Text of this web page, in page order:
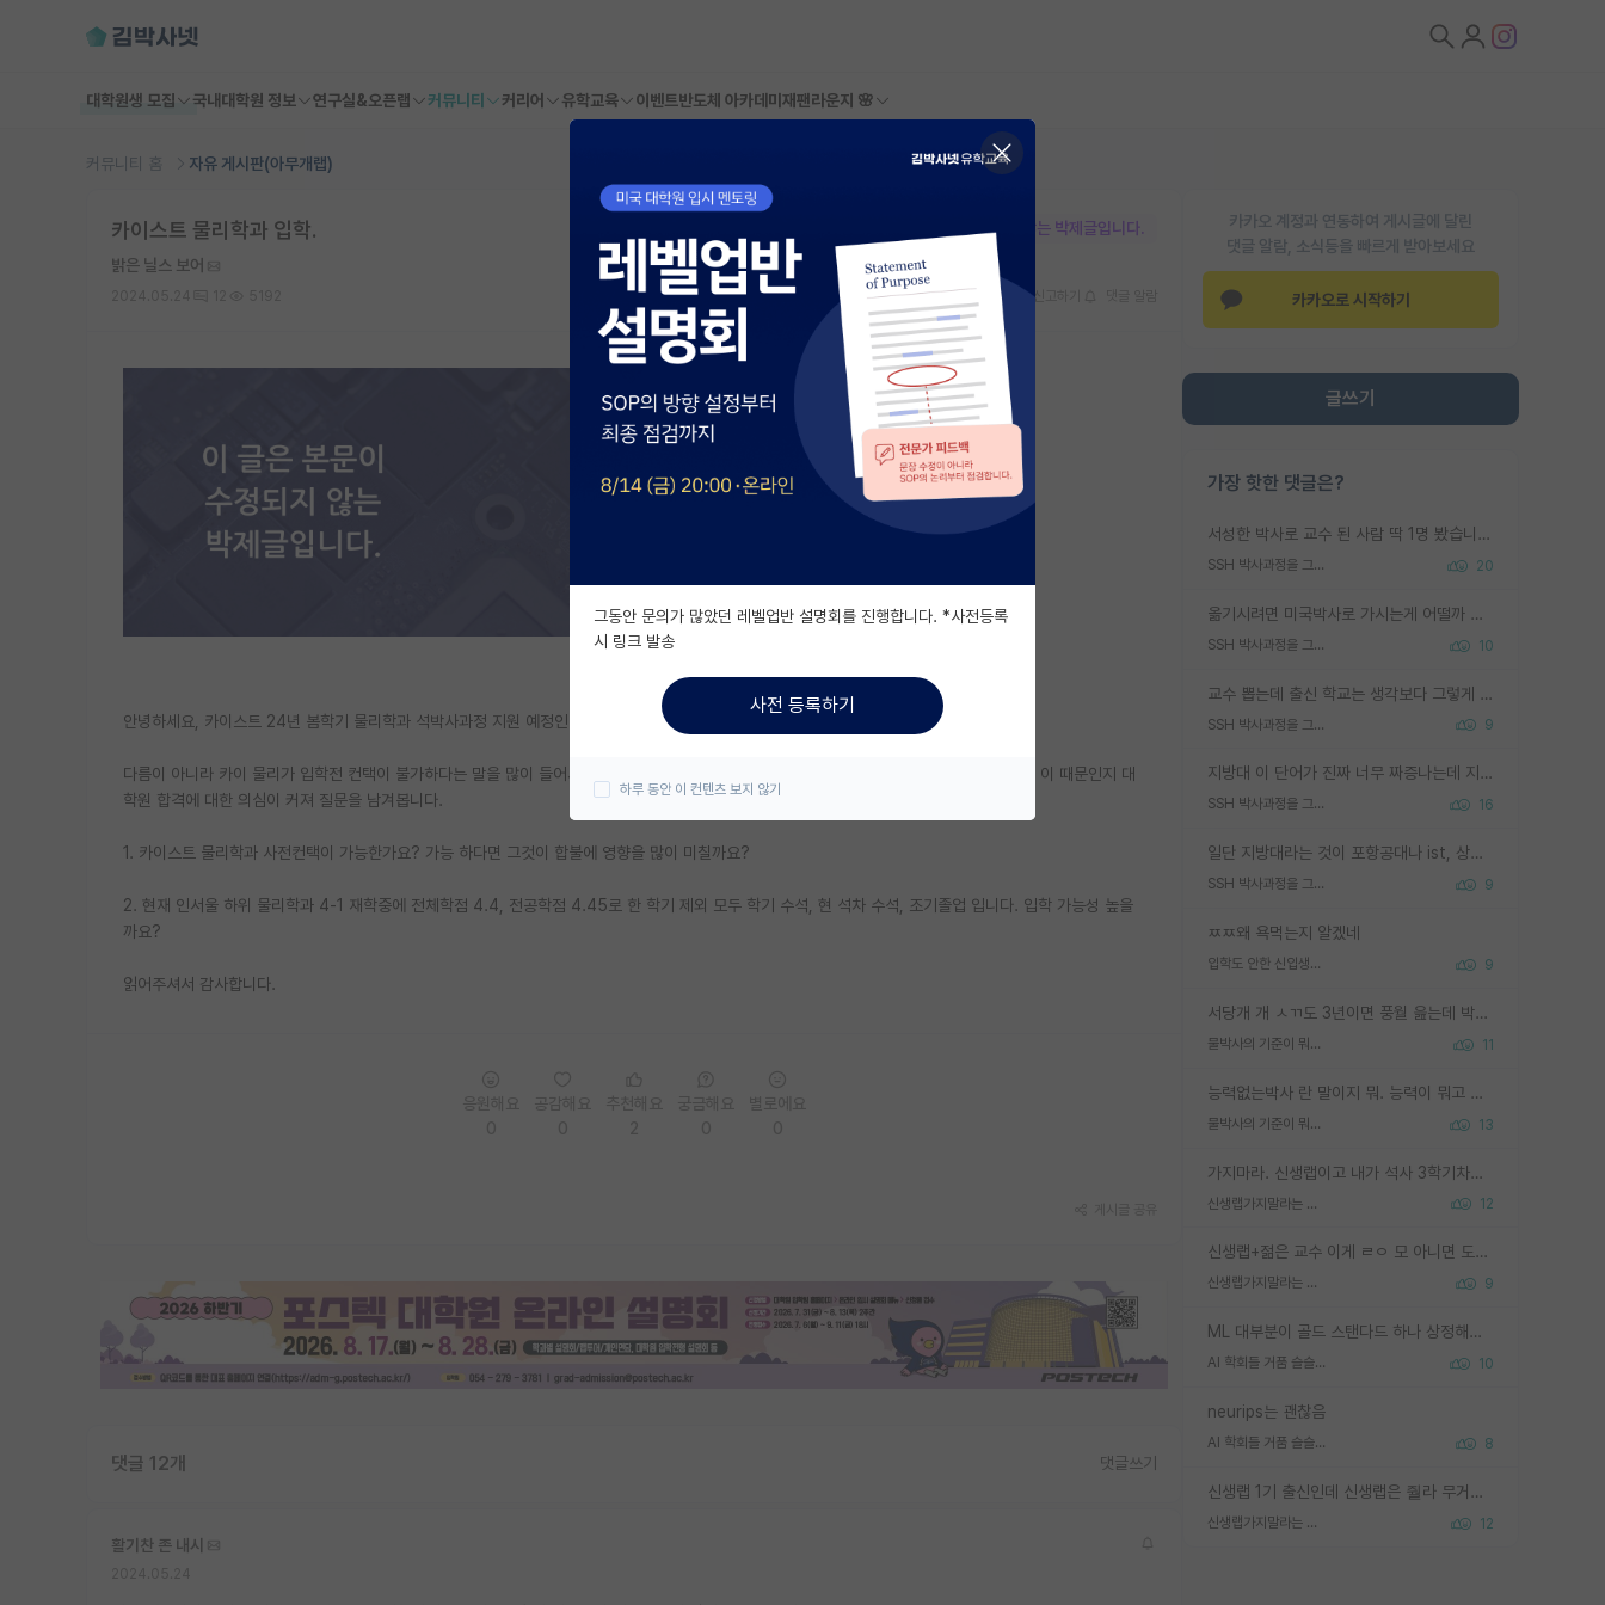
대학원생 모집 국내대학원 정보 연구실&오픈랩 커뮤니티 커리어 유학교육 이벤트반도체 아카데미 재팬라운지 🌸
커뮤니티 홈 자유 게시판(아무개랩)
카카오 계정과 연동하여 게시글에 달린
댓글 알람, 소식등을 빠르게 받아보세요
카카오로 시작하기
글쓰기
가장 핫한 댓글은?
서성한 박사로 교수 된 사람 딱 1명 봤습니다. 근데 지방대 박사로 교수된 거는 기적이 일어나야되요. 서성한 학부부터여도 빡센게 교수임용일텐데 지방대박사로 무슨 교수가 되나요...... 중소기업/중견기업 팀장급/연구소장급이나 될거 같네요.
SSH 박사과정을 그만두고 지방대 박사로 옮기면 교수의 꿈은 끝일까요? 20
옮기시려면 미국박사로 가시는게 어떨까 싶네요. 교수가 꿈이면 미국박사 하고 미국교수 까지 같이 노리시는게 기회가 많지 않을까요?
SSH 박사과정을 그만두고 지방대 박사로 옮기면 교수의 꿈은 끝일까요? 10
교수 뽑는데 출신 학교는 생각보다 그렇게 안 봄. 앞으로는 더 안 보게 될거임. 박사는 어디서 진행해도 됨. 단, 제대로 쌓고 좋은 실적 만들 수 있다면. 그런데 지방대는 그럴 가능성이 지극히 낮음. 나만 열심히 잘 하면 된다? 인간은 주변 환경에 지배되는 나약한 존재임. 주변의 지방대 대학원생과 섞이고 지방 특유의 여유로움 또는 나쁘게 얘기해서 나태함에 젖어 살다보면 교수의 꿈 자체를 잊어버리게 될 가능성도 있음. 주변 환경이 70~80%임.
SSH 박사과정을 그만두고 지방대 박사로 옮기면 교수의 꿈은 끝일까요? 9
지방대 이 단어가 진짜 너무 짜증나는데 지방대면 다 그냥 쓰레기인가요? 무슨 말 같지도 않은 댓글들이 있는건지??? 지방에도 충분히 좋은 대학 많고 충분히 잘하는 교수님들 많습니다 포항공대 4개 IST 대표 지거국들 여기 모두 다 지방에 있고 여기 출신들 중에 교수하는 분들 적지 않습니다 지거국 출신이 무슨 교수를 하냐?라고 생각할 사람들 많은데 상위 대표 지거국에 아웃라이어들 많습니다 결국 개인의 연구역량과 실적이 중요합니다 이 역량을 펼치는데 있어서 지도교수와의 합도 중요합니다. 그리고 경력이 필요하면 해외포닥까지 다녀오세요
SSH 박사과정을 그만두고 지방대 박사로 옮기면 교수의 꿈은 끝일까요? 16
일단 지방대라는 것이 포항공대나 ist, 상위 지거국은 아니라고 생각하겠습니다. 그런곳은 서성한에 비해 소위 대학 네임밸류가 크게 뒤떨어지지는 않으니까요. 대학 이름이 중요하냐? 당연합니다. 대학 이름이 좋아서 좋은 아웃풋이 나오는 것이냐, 좋은 대학은 좋은 사람과 좋은 기회가 몰려있으니 아웃풋도 자연스럽게 좋아지는 것이냐? 대답하기 어려운 문제입니다. 아직 한국 사회에서 학벌을 보는 것도, 특히 이공계를 중심으로 학벌보다는 실적 위주라는 분위기가 형성되는 것도 사실입니다. 지방대 출신으로 전임교수가 될수 있느냐? 가능 불가능을 따지면 당연히 가능입니다. 지방대 박사 출신으로 전임교원이 된 경우가 실제로 있으니까요. 현실적인 가능성이 있느냐? 지금 이정도 대학의 교수가 되고싶다고 생각되는 대학 들어가서 컴공과 교수 목록 켜고 박사 어디서 받았는지 쭉 한번 보세요. 냉정하게 지방대 출신인 분들이 많지는 않으실겁니다.
SSH 박사과정을 그만두고 지방대 박사로 옮기면 교수의 꿈은 끝일까요? 9
ㅉㅉ왜 욕먹는지 알겠네
입학도 안한 신입생이 원래 관심을 받나요 9
서당개 개 ㅅㄲ도 3년이면 풍월 읊는데 박사 5년 이상 대리고 있으면서 물된건 교수 탓 맞는ㄱ게 거기가 서당이 아니란 소리임
물박사의 기준이 뭐임? 11
능력없는박사 란 말이지 뭐. 능력이 뭐고 능력이 있다는게 뭔지는 사람마다 기준이 다르니까 얘기해봐야 서로 자기 기준만 얘기해서 논쟁이 끝이 안나고. 주위에서 능력있고 야심있는 신입생이 교수가 유의미한 피드백을 아예 안주면서 제대로된 과제에 참여해볼 기회도 제공하지 않고 잡일 뺑뺑이만 돌려서 맨날 단순작업만 하면서 밤새다가 눈빛이 점점 죽어가는걸 본 사람은 물박사는 교수탓이라고 하고, 교수는 이것저것 알려도 주고 기회도 주고 사수 동기 붙여주면서 어떻게든 끌고가려고 하는데 본인이 매일 뺀질거리면서 출근 하는둥마는둥 하다가 기껏 와서도 폰이나 쳐다보다가 실험 망치고 저녁약속있어서 먼저 가볼게요~ 하는걸 본 사람은 물박사는 본인탓이라고 함.
물박사의 기준이 뭐임? 13
가지마라. 신생랩이고 내가 석사 3학기차인데 최고참인데 나도 아무것도 모르는데 교수가 후배들 왜 논문 교육 안시키냐. 논문 왜 안 써오냐 닦달한다
신생랩가지말라는 이유가 있었구나 12
신생랩+젊은 교수 이게 ㄹㅇ 모 아니면 도인듯.
신생랩가지말라는 이유가 있었구나 9
ML 대부분이 골드 스탠다드 하나 상정해놓고 (벤치마크 데이터셋이 여러 개면 여러 개 상정) 그거 얼마나 잘 맞추나 싸움임 가끔 번뜩이는 설계 철학을 보여주는 논문들도 있지만 대부분 그거 성적 얼마나 더 올리느라에 혈안이 되어 있는 측면이 잇음
AI 학회들 거품 슬슬 지적이 나오네요 10
neurips는 괜찮음
AI 학회들 거품 슬슬 지적이 나오네요 8
신생랩 1기 출신인데 신생랩은 줠라 무거운 바벨 같은거임. 들면 대박인데 못들면 깔려 죽음. 아무도 알려주지 않는 환경에서 자생해야하지만, 일단 살아남았다면 그 어떤 사람보다 악착같고 생존력 높은 사람으로 거듭날 수 있음
신생랩가지말라는 이유가 있었구나 12
본문이 수정되지 않는 박제글입니다.
카이스트 물리학과 입학.
밝은 닐스 보어
스크랩 신고하기
안녕하세요, 카이스트 24년 봄학기 물리학과 석박사과정 지원 예정인 학생입니다.
다름이 아니라 카이 물리가 입학전 컨택이 불가하다는 말을 많이 들어서 지금까지 그냥 전공 공부만 했는데, 컨택이 된다는 소리도 몇몇 보이고 이 때문인지 대
학원 합격에 대한 의심이 커져 질문을 남겨봅니다.
1. 카이스트 물리학과 사전컨택이 가능한가요? 가능 하다면 그것이 합불에 영향을 많이 미칠까요?
2. 현재 인서울 하위 물리학과 4-1 재학중에 전체학점 4.4, 전공학점 4.45로 한 학기 제외 모두 학기 수석, 현 석차 수석, 조기졸업 입니다. 입학 가능성 높을
까요?
읽어주셔서 감사합니다.
댓글 12개 댓글쓰기
활기찬 존 내시
그동안 문의가 많았던 레벨업반 설명회를 진행합니다. *사전등록
시 링크 발송
사전 등록하기
하루 동안 이 컨텐츠 보지 않기